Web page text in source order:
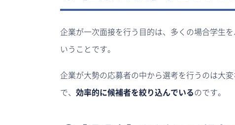
企業が一次面接を行う目的は、多くの場合学生
いうことです。
企業が大勢の応募者の中から選考を行うのは大
で、 効率的に候補者を絞り込んでいるのです。